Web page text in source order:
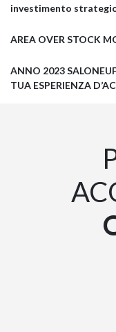
investimento
AREA OVER STOCK
ANNO 2023
TUA ESPERIENZA